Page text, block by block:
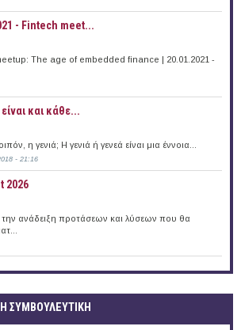
- Fintech meet...
The age of embedded finance | 20.01.2021 -
είναι και κάθε...
η γενιά; Η γενιά ή γενεά είναι μια έννοια...
- 21:16
2026
ανάδειξη προτάσεων και λύσεων που θα
ΣΥΜΒΟΥΛΕΥΤΙΚΉ